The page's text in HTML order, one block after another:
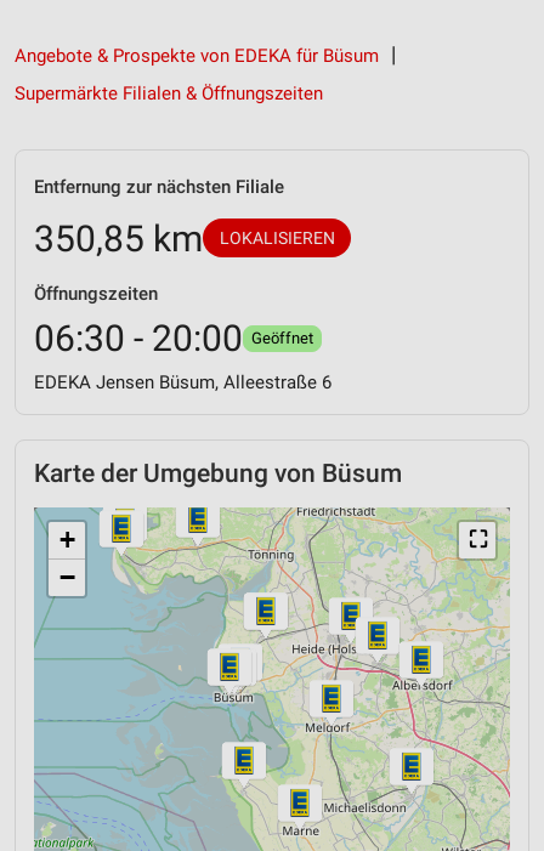
Angebote & Prospekte von EDEKA für Büsum
Supermärkte Filialen & Öffnungszeiten
Entfernung zur nächsten Filiale
350,85 km LOKALISIEREN
Öffnungszeiten
06:30 - 20:00 Geöffnet
EDEKA Jensen Büsum, Alleestraße 6
Karte der Umgebung von Büsum
⛶
+
−